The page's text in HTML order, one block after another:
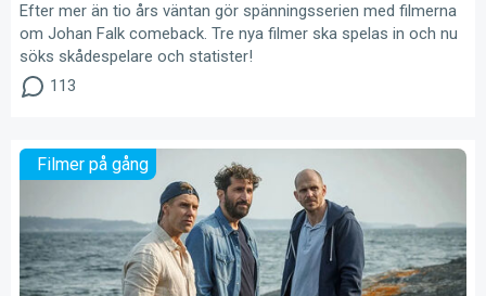
Efter mer än tio års väntan gör spänningsserien med filmerna
om Johan Falk comeback. Tre nya filmer ska spelas in och nu
söks skådespelare och statister!
113
Filmer på gång